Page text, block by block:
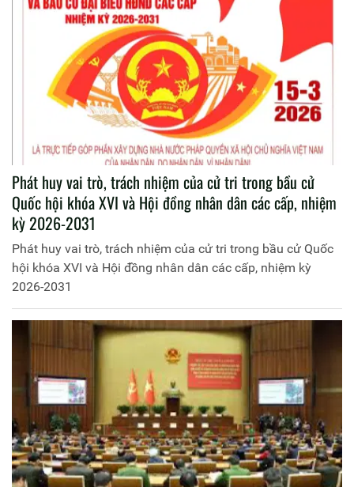
Phát huy vai trò, trách nhiệm của cử tri trong bầu cử
Quốc hội khóa XVI và Hội đồng nhân dân các cấp, nhiệm
kỳ 2026-2031
Phát huy vai trò, trách nhiệm của cử tri trong bầu cử Quốc
hội khóa XVI và Hội đồng nhân dân các cấp, nhiệm kỳ
2026-2031